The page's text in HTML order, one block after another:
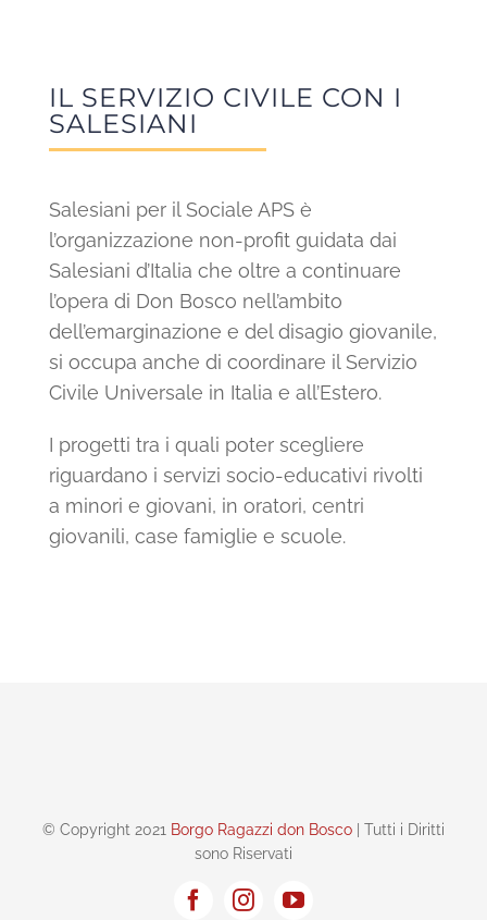
IL SERVIZIO CIVILE CON I
SALESIANI
Salesiani per il Sociale APS è
l’organizzazione non-profit guidata dai
Salesiani d’Italia che oltre a continuare
l’opera di Don Bosco nell’ambito
dell’emarginazione e del disagio giovanile,
si occupa anche di coordinare il Servizio
Civile Universale in Italia e all’Estero.
I progetti tra i quali poter scegliere
riguardano i servizi socio-educativi rivolti
a minori e giovani, in oratori, centri
giovanili, case famiglie e scuole.
© Copyright 2021 Borgo Ragazzi don Bosco | Tutti i Diritti
sono Riservati